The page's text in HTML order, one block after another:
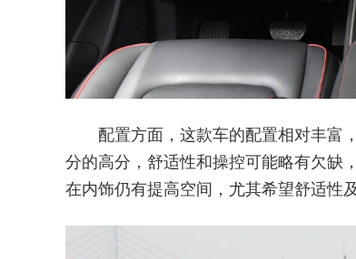
配置方面，这款车的配置相对丰富
分的高分，舒适性和操控可能略有欠缺
在内饰仍有提高空间，尤其希望舒适性